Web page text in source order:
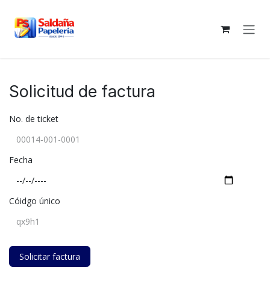
Solicitud de factura
No. de ticket
Fecha
Cóidgo único
Solicitar factura